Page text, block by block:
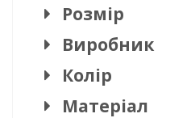
Розмір
Виробник
Колір
Матеріал